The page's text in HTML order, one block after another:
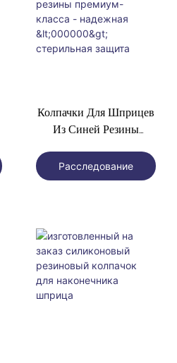
Колпачки Для Шприцев
Из Синей Резины
Надежная <000000>
Стерильная Защита
Расследование